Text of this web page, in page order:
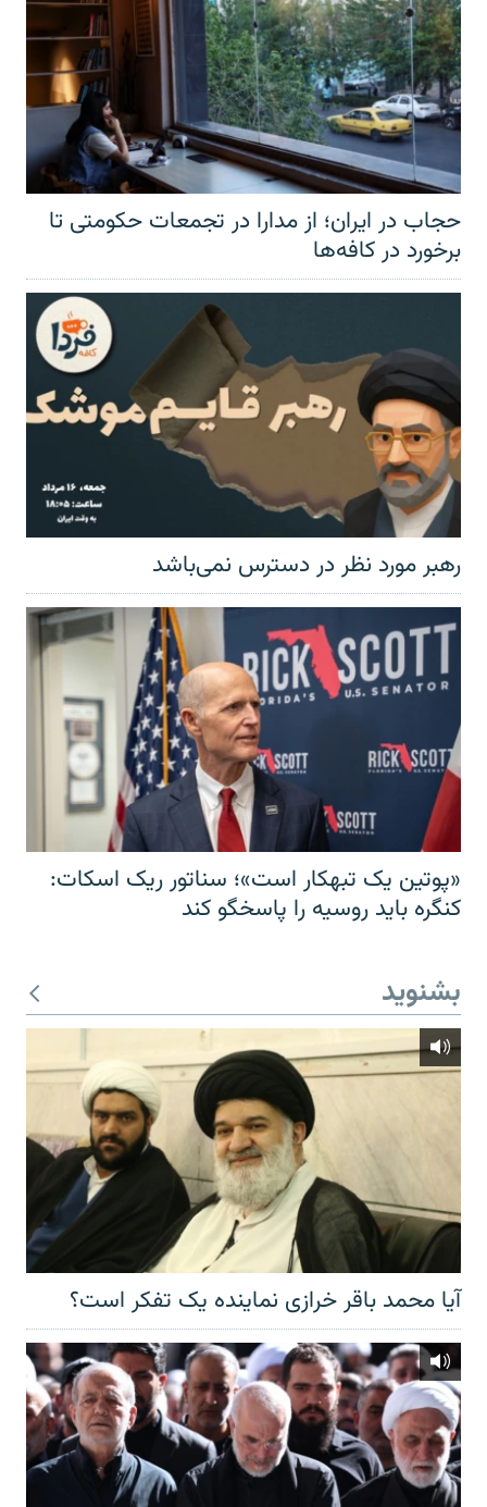
حجاب در ایران؛ از مدارا در تجمعات حکومتی تا
برخورد در کافه‌ها
رهبر مورد نظر در دسترس نمی‌باشد
«پوتین یک تبهکار است»؛ سناتور ریک اسکات:
کنگره باید روسیه را پاسخگو کند
بشنوید
آیا محمد باقر خرازی نماینده یک تفکر است؟